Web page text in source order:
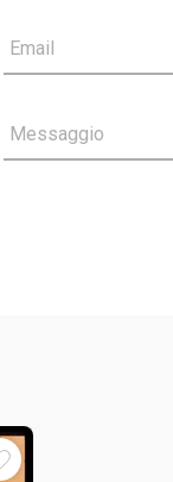
Email
Messaggio